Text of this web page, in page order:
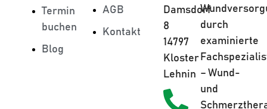
Termin
buchen
Blog
AGB
Kontakt
Damsdorf
8
14797
Kloster
Lehnin
durch
examinierte
– Wund-
und